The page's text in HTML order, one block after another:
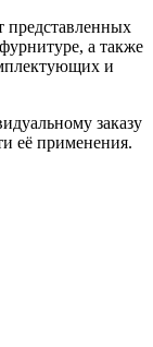
представленных
а также
и
заказу
её применения.